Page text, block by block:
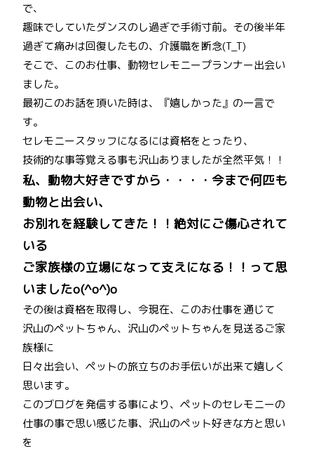
で、
趣味でしていたダンスのし過ぎで手術寸前。その後半年
過ぎて痛みは回復したもの、介護職を断念(T_T)
そこで、このお仕事、動物セレモニープランナー出会い
ました。
最初このお話を頂いた時は、『嬉しかった』の一言で
す。
セレモニースタッフになるには資格をとったり、
技術的な事等覚える事も沢山ありましたが全然平気！！
私、動物大好きですから・・・・今まで何匹も
動物と出会い、
お別れを経験してきた！！絶対にご傷心されて
いる
ご家族様の立場になって支えになる！！って思
いましたo(^o^)o
その後は資格を取得し、今現在、このお仕事を通じて
沢山のペットちゃん、沢山のペットちゃんを見送るご家
族様に
日々出会い、ペットの旅立ちのお手伝いが出来て嬉しく
思います。
このブログを発信する事により、ペットのセレモニーの
仕事の事で思い感じた事、沢山のペット好きな方と思い
を